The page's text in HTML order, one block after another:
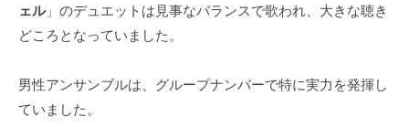
ェル」のデュエットは見事なバランスで歌われ、大きな聴き
どころとなっていました。
男性アンサンブルは、グループナンバーで特に実力を発揮し
ていました。